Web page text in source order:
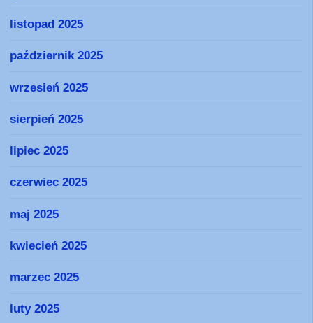
listopad 2025
październik 2025
wrzesień 2025
sierpień 2025
lipiec 2025
czerwiec 2025
maj 2025
kwiecień 2025
marzec 2025
luty 2025